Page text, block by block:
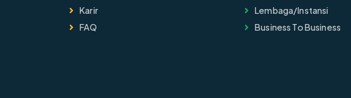
Karir
FAQ
Lembaga/instansi
Business To Business